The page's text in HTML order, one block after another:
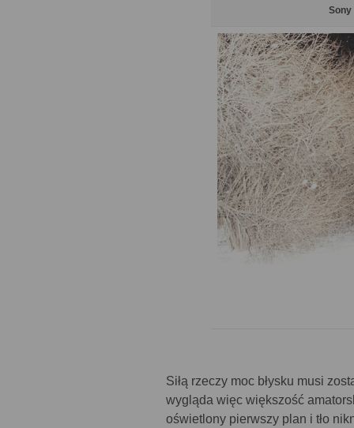
Sony
Siłą rzeczy moc błysku musi
wygląda więc większość
oświetlony pierwszy plan i tło